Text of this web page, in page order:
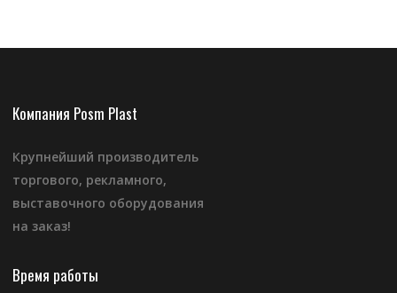
Компания Posm Plast
Крупнейший производитель
торгового, рекламного,
выставочного оборудования
на заказ!
Время работы